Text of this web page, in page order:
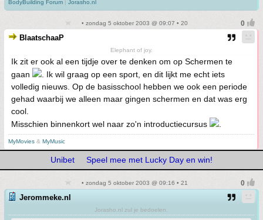
BodyBuilding Forum | Jorasho.nl
• zondag 5 oktober 2003 @ 09:07 • 20
BlaatschaaP
Elephant of joy.
Ik zit er ook al een tijdje over te denken om op Schermen te
gaan
. Ik wil graag op een sport, en dit lijkt me echt iets
volledig nieuws. Op de basisschool hebben we ook een periode
gehad waarbij we alleen maar gingen schermen en dat was erg
cool.
Misschien binnenkort wel naar zo'n introductiecursus
MyMovies & MyMusic
Unibet Speel mee met Lucky Day en win!
• zondag 5 oktober 2003 @ 09:16 • 21
Jerommeke.nl
Jorasho.nl zul je bedoelen.